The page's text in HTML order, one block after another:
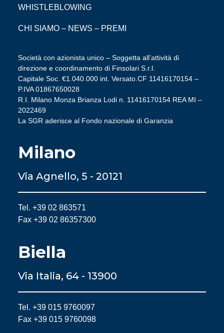
WHISTLEBLOWING
CHI SIAMO – NEWS – PREMI
Società con azionista unico – Soggetta all’attività di
direzione e coordinamento di Finsolari S.r.l.
Capitale Soc. €1.040.000 int. Versato.CF 11416170154 –
P.IVA 01867650028
R.I. Milano Monza Brianza Lodi n. 11416170154 REA MI –
2022469
La SGR aderisce al Fondo nazionale di Garanzia
Milano
Via Agnello, 5 - 20121
Tel. +39 02 863571
Fax +39 02 86357300
Biella
Via Italia, 64 - 13900
Tel. +39 015 9760097
Fax +39 015 9760098